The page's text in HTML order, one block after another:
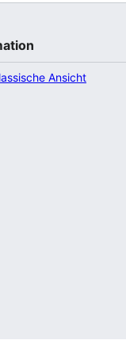
Ansicht